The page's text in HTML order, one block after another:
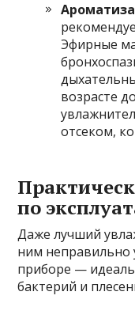
Эфирные
возрасте
отсеком,
по
Даже лучший
ним неправильно
приборе —
бактерий и